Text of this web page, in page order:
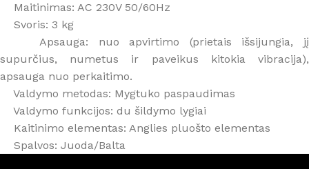
Maitinimas: AC 230V 50/60Hz
Svoris: 3 kg
Apsauga: nuo apvirtimo (prietais išsijungia, jį
supurčius, numetus ir paveikus kitokia vibracija),
apsauga nuo perkaitimo.
Valdymo metodas: Mygtuko paspaudimas
Valdymo funkcijos: du šildymo lygiai
Kaitinimo elementas: Anglies pluošto elementas
Spalvos: Juoda/Balta